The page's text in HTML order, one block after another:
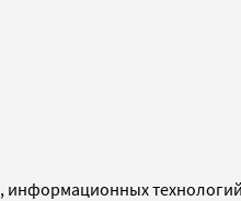
информационных